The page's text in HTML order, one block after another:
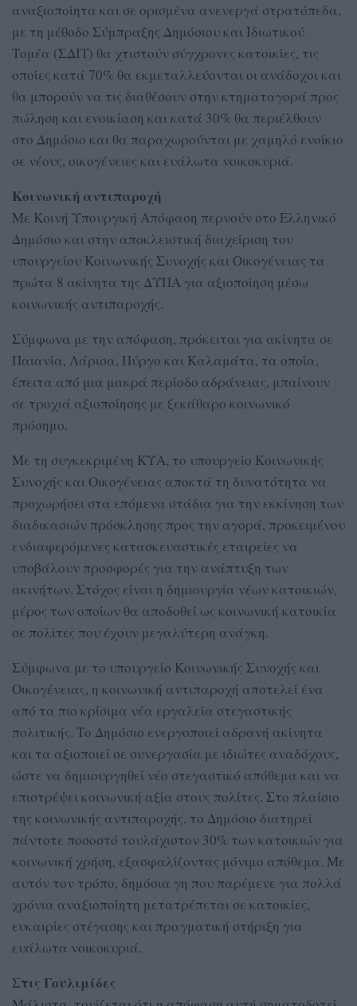
αναξιοποίητα και σε ορισμένα ανενεργά στρατόπεδα,
με τη μέθοδο Σύμπραξης Δημόσιου και Ιδιωτικού
Τομέα (ΣΔΙΤ) θα χτιστούν σύγχρονες κατοικίες, τις
οποίες κατά 70% θα εκμεταλλεύονται οι ανάδοχοι και
θα μπορούν να τις διαθέσουν στην κτηματαγορά προς
πώληση και ενοικίαση και κατά 30% θα περιέλθουν
στο Δημόσιο και θα παραχωρούνται με χαμηλό ενοίκιο
σε νέους, οικογένειες και ευάλωτα νοικοκυριά.
Κοινωνική αντιπαροχή
Με Κοινή Υπουργική Απόφαση περνούν στο Ελληνικό
Δημόσιο και στην αποκλειστική διαχείριση του
υπουργείου Κοινωνικής Συνοχής και Οικογένειας τα
πρώτα 8 ακίνητα της ΔΥΠΑ για αξιοποίηση μέσω
κοινωνικής αντιπαροχής.
Σύμφωνα με την απόφαση, πρόκειται για ακίνητα σε
Παιανία, Λάρισα, Πύργο και Καλαμάτα, τα οποία,
έπειτα από μια μακρά περίοδο αδράνειας, μπαίνουν
σε τροχιά αξιοποίησης με ξεκάθαρο κοινωνικό
πρόσημο.
Με τη συγκεκριμένη ΚΥΑ, το υπουργείο Κοινωνικής
Συνοχής και Οικογένειας αποκτά τη δυνατότητα να
προχωρήσει στα επόμενα στάδια για την εκκίνηση των
διαδικασιών πρόσκλησης προς την αγορά, προκειμένου
ενδιαφερόμενες κατασκευαστικές εταιρείες να
υποβάλουν προσφορές για την ανάπτυξη των
ακινήτων. Στόχος είναι η δημιουργία νέων κατοικιών,
μέρος των οποίων θα αποδοθεί ως κοινωνική κατοικία
σε πολίτες που έχουν μεγαλύτερη ανάγκη.
Σύμφωνα με το υπουργείο Κοινωνικής Συνοχής και
Οικογένειας, η κοινωνική αντιπαροχή αποτελεί ένα
από τα πιο κρίσιμα νέα εργαλεία στεγαστικής
πολιτικής. Το Δημόσιο ενεργοποιεί αδρανή ακίνητα
και τα αξιοποιεί σε συνεργασία με ιδιώτες αναδόχους,
ώστε να δημιουργηθεί νέο στεγαστικό απόθεμα και να
επιστρέψει κοινωνική αξία στους πολίτες. Στο πλαίσιο
της κοινωνικής αντιπαροχής, το Δημόσιο διατηρεί
πάντοτε ποσοστό τουλάχιστον 30% των κατοικιών για
κοινωνική χρήση, εξασφαλίζοντας μόνιμο απόθεμα. Με
αυτόν τον τρόπο, δημόσια γη που παρέμενε για πολλά
χρόνια αναξιοποίητη μετατρέπεται σε κατοικίες,
ευκαιρίες στέγασης και πραγματική στήριξη για
ευάλωτα νοικοκυριά.
Στις Γουλιμίδες